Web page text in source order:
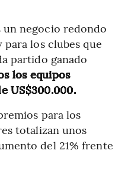
un negocio redondo
los clubes que
partido ganado
los equipos
US$300.000.
para los
totalizan unos
del 21% frente